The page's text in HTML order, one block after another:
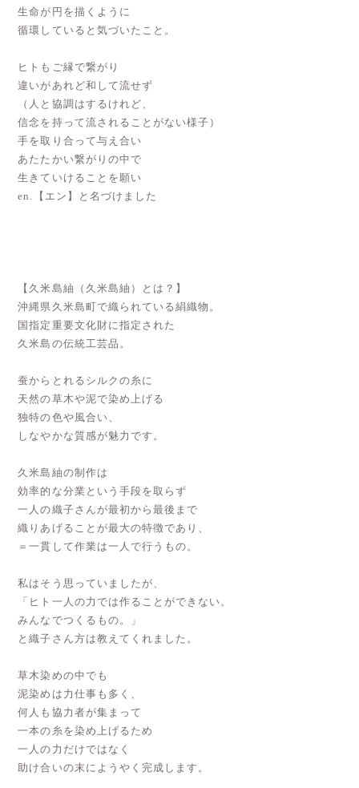
生命が円を描くように
循環していると気づいたこと。
ヒトもご縁で繋がり
違いがあれど和して流せず
（人と協調はするけれど、
信念を持って流されることがない様子）
手を取り合って与え合い
あたたかい繋がりの中で
生きていけることを願い
en.【エン】と名づけました
【久米島紬（久米島紬）とは？】
沖縄県久米島町で織られている絹織物。
国指定重要文化財に指定された
久米島の伝統工芸品。
蚕からとれるシルクの糸に
天然の草木や泥で染め上げる
独特の色や風合い、
しなやかな質感が魅力です。
久米島紬の制作は
効率的な分業という手段を取らず
一人の織子さんが最初から最後まで
織りあげることが最大の特徴であり、
＝一貫して作業は一人で行うもの。
私はそう思っていましたが、
「ヒト一人の力では作ることができない。
みんなでつくるもの。」
と織子さん方は教えてくれました。
草木染めの中でも
泥染めは力仕事も多く、
何人も協力者が集まって
一本の糸を染め上げるため
一人の力だけではなく
助け合いの末にようやく完成します。